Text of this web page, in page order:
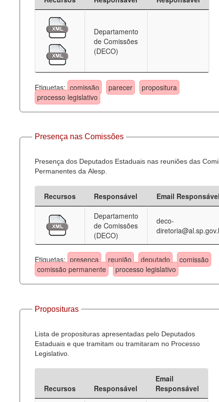
Departamento
de Comissões
(DECO)
Etiquetas: comissão parecer
propositura
processo legislativo
Presença nas Comissões
Presença dos Deputados Estaduais nas reuniões das
Permanentes da Alesp.
Recursos Responsável
Email
Departamento
de Comissões
(DECO)
deco-
Etiquetas: presença reunião deputado
comissão
comissão permanente
processo legislativo
Proposituras
Lista de proposituras apresentadas pelo Deputados
Estaduais e que tramitam ou tramitaram no Processo
Legislativo.
Recursos Responsável
Email
Responsável